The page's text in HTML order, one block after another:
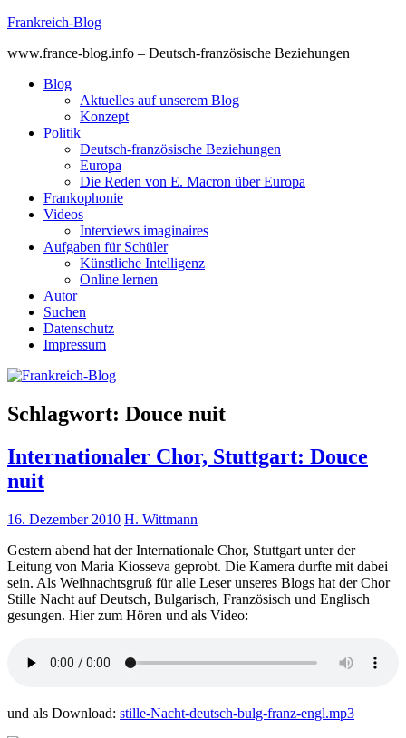
Skip
content
Frankreich-Blog
www.france-blog.info – Deutsch-französische Beziehungen
Blog
Aktuelles auf unserem Blog
Konzept
Politik
Deutsch-französische Beziehungen
Europa
Die Reden von E. Macron über Europa
Frankophonie
Videos
Interviews imaginaires
Aufgaben für Schüler
Künstliche Intelligenz
Online lernen
Autor
Suchen
Datenschutz
Impressum
Schlagwort: Douce nuit
Internationaler Chor, Stuttgart: Douce
nuit
16. Dezember 2010 H. Wittmann
Gestern abend hat der Internationale Chor, Stuttgart unter der
Leitung von Maria Kiosseva geprobt. Die Kamera durfte mit dabei
sein. Als Weihnachtsgruß für alle Leser unseres Blogs hat der Chor
Stille Nacht auf Deutsch, Bulgarisch, Französisch und Englisch
gesungen. Hier zum Hören und als Video:
und als Download: stille-Nacht-deutsch-bulg-franz-engl.mp3